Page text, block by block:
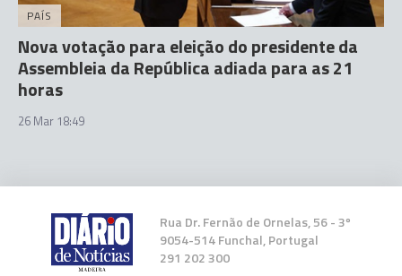
PAÍS
Nova votação para eleição do presidente da
Assembleia da República adiada para as 21
horas
26 Mar 18:49
Rua Dr. Fernão de Ornelas, 56 - 3º
9054-514 Funchal, Portugal
291 202 300